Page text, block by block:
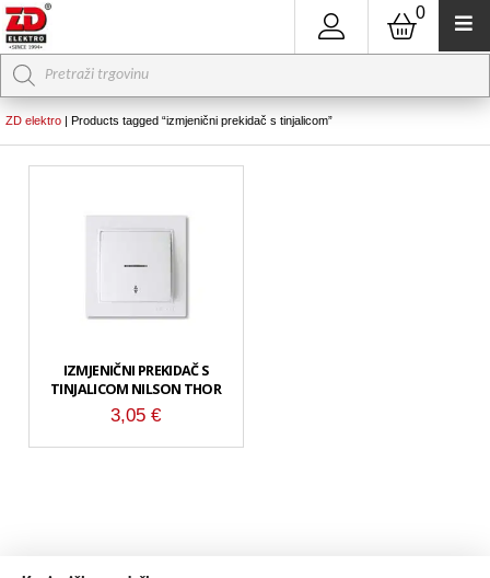
0
Products
search
ZD elektro | Products tagged “izmjenični prekidač s tinjalicom”
IZMJENIČNI PREKIDAČ S
TINJALICOM NILSON THOR
3,05€